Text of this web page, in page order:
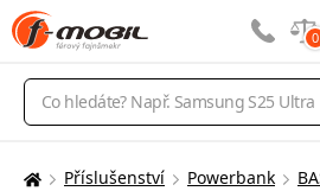
Vyhledávání
0
Příslušenství Powerbank